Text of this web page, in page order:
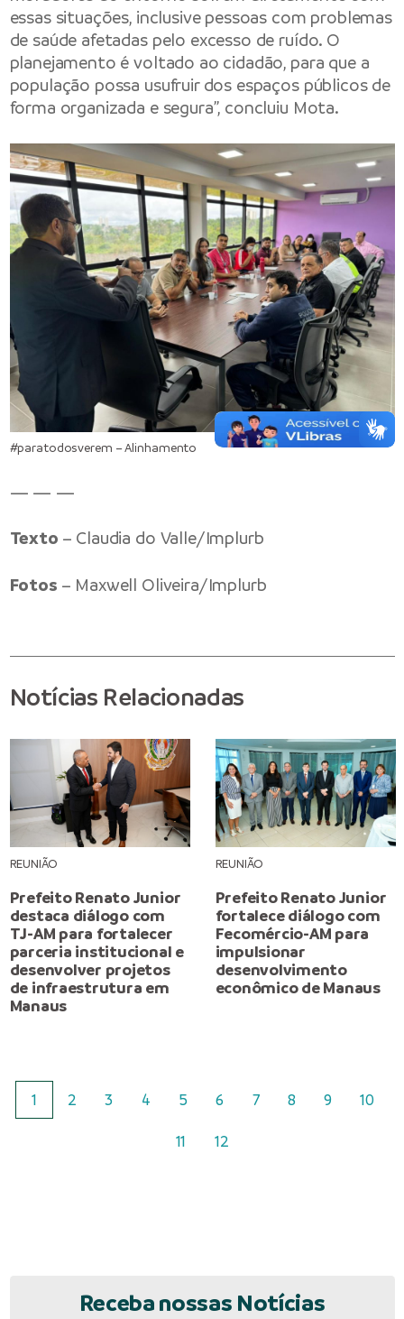
essas situações, inclusive pessoas com problemas
de saúde afetadas pelo excesso de ruído. O
planejamento é voltado ao cidadão, para que a
população possa usufruir dos espaços públicos de
forma organizada e segura”, concluiu Mota.
#paratodosverem – Alinhamento
— — —
Texto – Claudia do Valle/Implurb
Fotos – Maxwell Oliveira/Implurb
Notícias Relacionadas
REUNIÃO
Prefeito Renato Junior
destaca diálogo com
TJ-AM para fortalecer
parceria institucional e
desenvolver projetos
de infraestrutura em
Manaus
REUNIÃO
Prefeito Renato Junior
fortalece diálogo com
Fecomércio-AM para
impulsionar
desenvolvimento
econômico de Manaus
1 2 3 4 5 6 7 8 9 10
11 12
Receba nossas Notícias